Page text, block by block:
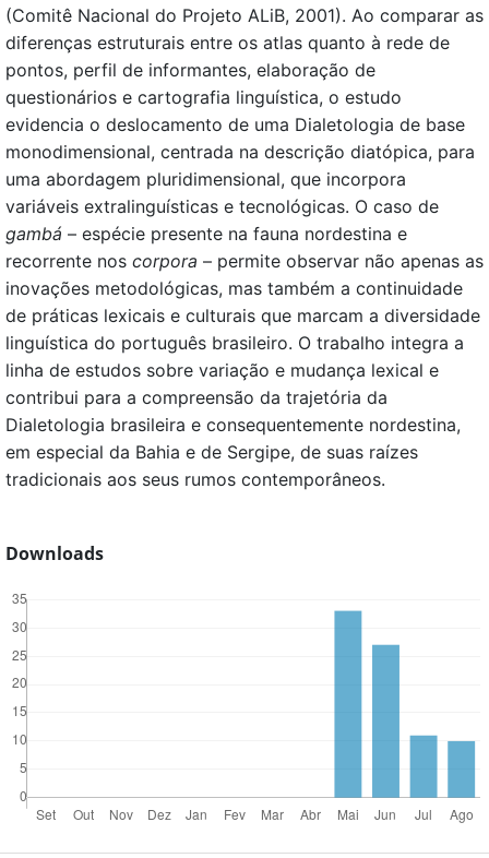
(Comitê Nacional do Projeto ALiB, 2001). Ao comparar as
diferenças estruturais entre os atlas quanto à rede de
pontos, perfil de informantes, elaboração de
questionários e cartografia linguística, o estudo
evidencia o deslocamento de uma Dialetologia de base
monodimensional, centrada na descrição diatópica, para
uma abordagem pluridimensional, que incorpora
variáveis extralinguísticas e tecnológicas. O caso de
gambá – espécie presente na fauna nordestina e
recorrente nos corpora – permite observar não apenas as
inovações metodológicas, mas também a continuidade
de práticas lexicais e culturais que marcam a diversidade
linguística do português brasileiro. O trabalho integra a
linha de estudos sobre variação e mudança lexical e
contribui para a compreensão da trajetória da
Dialetologia brasileira e consequentemente nordestina,
em especial da Bahia e de Sergipe, de suas raízes
tradicionais aos seus rumos contemporâneos.
Downloads